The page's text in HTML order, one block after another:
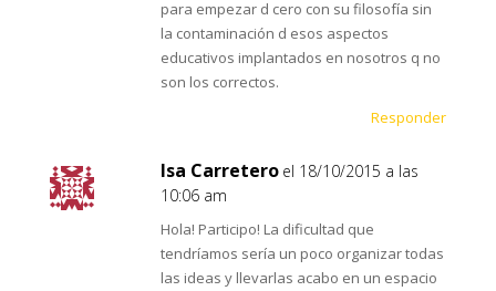
para empezar d cero con su filosofía sin
la contaminación d esos aspectos
educativos implantados en nosotros q no
son los correctos.
Responder
Isa Carretero el 18/10/2015 a las
10:06 am
Hola! Participo! La dificultad que
tendríamos sería un poco organizar todas
las ideas y llevarlas acabo en un espacio